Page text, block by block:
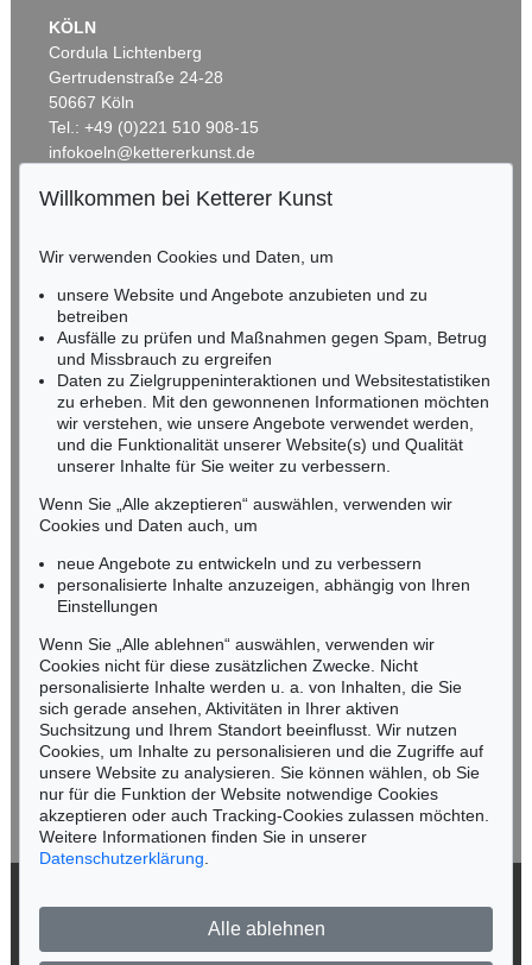
Auktion 415 - Lot 326
Ergebnis:€ 549.000
Auktion 227 - Lot 14
Ergebnis: € 493.151
Auktion 606 - Lot 68
Badende am Waldsee, 1919
Ergebnis:€ 451.500
Auktion 432 - Lot 314
Zwei Mädchen auf der Waldwiese/Zwei Akte auf Waldwiese/Im Gras
Ergebnis:€ 375.000
Auktion 315 - Lot 177
Ergebnis:
KÖLN
Cordula Lichtenberg
Gertrudenstraße 24-28
50667 Köln
Tel.: +49 (0)221 510 908-15
infokoeln@kettererkunst.de
RHEINLAND-PFALZ
Miriam Heß
Tel.: +49 (0)62 21 58 80-038
Fax: +49 (0)62 21 58 80-595
infoheidelberg@kettererkunst.de
NORDDEUTSCHLAND
Nico Kassel, M.A.
Tel.: +49 (0)89 55244-164
Mobil: +49 (0)171 8618661
n.kassel@kettererkunst.de
Keine Auktion mehr verpassen!
Wir informieren Sie rechtzeitig.
Jetzt zum Newsletter anmelden >
© 2026 Ketterer Kunst GmbH & Co. KG
Impressum
Willkommen bei Ketterer Kunst
Wir verwenden Cookies und Daten, um
unsere Website und Angebote anzubieten und zu
betreiben
Ausfälle zu prüfen und Maßnahmen gegen Spam, Betrug
und Missbrauch zu ergreifen
Daten zu Zielgruppeninteraktionen und Websitestatistiken
zu erheben. Mit den gewonnenen Informationen möchten
wir verstehen, wie unsere Angebote verwendet werden,
und die Funktionalität unserer Website(s) und Qualität
unserer Inhalte für Sie weiter zu verbessern.
Wenn Sie „Alle akzeptieren“ auswählen, verwenden wir
Cookies und Daten auch, um
neue Angebote zu entwickeln und zu verbessern
personalisierte Inhalte anzuzeigen, abhängig von Ihren
Einstellungen
Wenn Sie „Alle ablehnen“ auswählen, verwenden wir
Cookies nicht für diese zusätzlichen Zwecke. Nicht
personalisierte Inhalte werden u. a. von Inhalten, die Sie
sich gerade ansehen, Aktivitäten in Ihrer aktiven
Suchsitzung und Ihrem Standort beeinflusst. Wir nutzen
Cookies, um Inhalte zu personalisieren und die Zugriffe auf
unsere Website zu analysieren. Sie können wählen, ob Sie
nur für die Funktion der Website notwendige Cookies
akzeptieren oder auch Tracking-Cookies zulassen möchten.
Weitere Informationen finden Sie in unserer
Datenschutzerklärung
Alle ablehnen